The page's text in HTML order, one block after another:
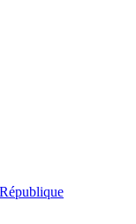
République